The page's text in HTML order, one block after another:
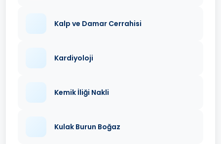
Kalp ve Damar Cerrahisi
Kardiyoloji
Kemik İliği Nakli
Kulak Burun Boğaz